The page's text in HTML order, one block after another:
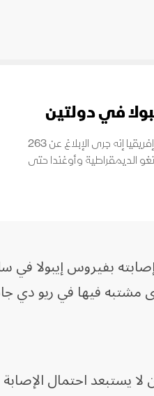
قال مدير مراكز مكافحة الأمراض والوقاية منها في إفريقيا إنه جرى الإبلاغ عن 263
الديمقراطية وأوغندا حتى
بفيروس إيبولا في
مشتبه فيها في ريو دي
يستبعد احتمال